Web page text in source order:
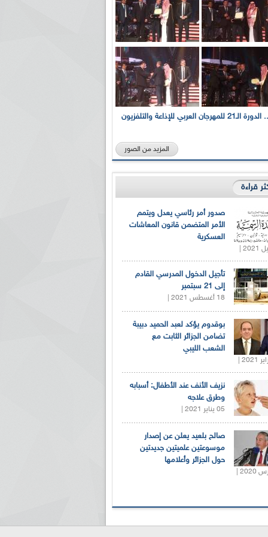
بالصور... الدورة الـ21 للمهرجان العربي للإذاعة والتلفزيون
المزيد من الصور
قراءة
صدور أمر رئاسي يعدل ويتمم
الأمر المتضمن قانون المعاشات
العسكرية
تأجيل الدخول المدرسي القادم
إلى 21 سبتمبر
18 أغسطس 2021 |
بوقدوم يؤكد لعبد الحميد دبيبة
تضامن الجزائر الثابت مع
الشعب الليبي
نزيف الأنف عند الأطفال: أسبابه
وطرق علاجه
05 يناير 2021 |
صالح بلعيد يعلن عن إصدار
موسوعتين علميتين جديدتين
حول الجزائر وأعلامها